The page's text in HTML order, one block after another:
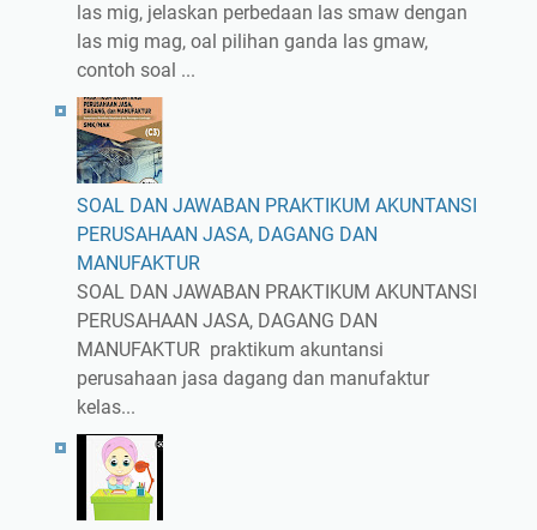
las mig, jelaskan perbedaan las smaw dengan
las mig mag, oal pilihan ganda las gmaw,
contoh soal ...
SOAL DAN JAWABAN PRAKTIKUM AKUNTANSI
PERUSAHAAN JASA, DAGANG DAN
MANUFAKTUR
SOAL DAN JAWABAN PRAKTIKUM AKUNTANSI
PERUSAHAAN JASA, DAGANG DAN
MANUFAKTUR praktikum akuntansi
perusahaan jasa dagang dan manufaktur
kelas...